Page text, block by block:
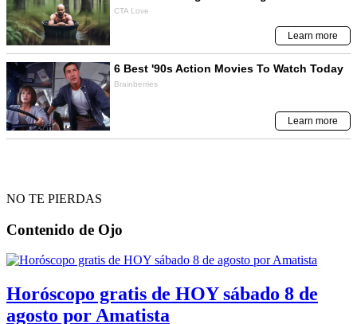
NO TE PIERDAS
Contenido de Ojo
Horóscopo gratis de HOY sábado 8 de
agosto por Amatista